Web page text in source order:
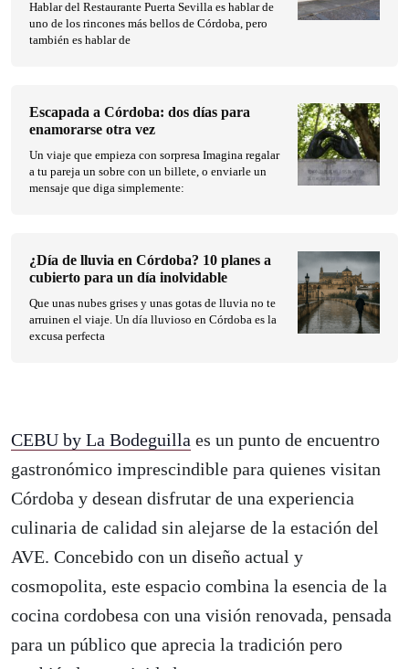
CEBU by La Bodeguilla es un punto de encuentro
gastronómico imprescindible para quienes visitan
Córdoba y desean disfrutar de una experiencia
culinaria de calidad sin alejarse de la estación del
AVE. Concebido con un diseño actual y
cosmopolita, este espacio combina la esencia de la
cocina cordobesa con una visión renovada, pensada
para un público que aprecia la tradición pero
Hablar del Restaurante Puerta Sevilla es hablar de
uno de los rincones más bellos de Córdoba, pero
también es hablar de
Escapada a Córdoba: dos días para
enamorarse otra vez
Un viaje que empieza con sorpresa Imagina regalar
a tu pareja un sobre con un billete, o enviarle un
mensaje que diga simplemente:
¿Día de lluvia en Córdoba? 10 planes a
cubierto para un día inolvidable
Que unas nubes grises y unas gotas de lluvia no te
arruinen el viaje. Un día lluvioso en Córdoba es la
excusa perfecta